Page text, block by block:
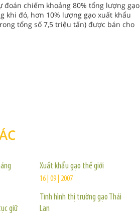
đoán chiếm khoảng 80% tổng lượng gạo
khi đó, hơn 10% lượng gạo xuất khẩu
tổng số 7,5 triệu tấn) được bán cho
giữ
Xuất khẩu gạo thế giới
16 | 09 | 2007
Tình hình thị trường gạo Thái
Lan